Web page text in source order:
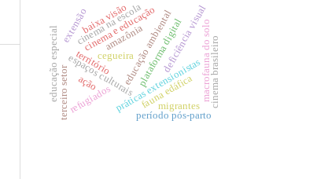
espaços culturaispráticas extensionistas
amazônia macrofauna do solo
fauna edáfica
educação ambiental
cinema e educação
cinema na escola
cinema brasileiro
plataforma digital
terceiro setor
território
período pós-parto
refugiados migrantes
cegueira
baixa visão deficiência visual
educação especial ação
extensão